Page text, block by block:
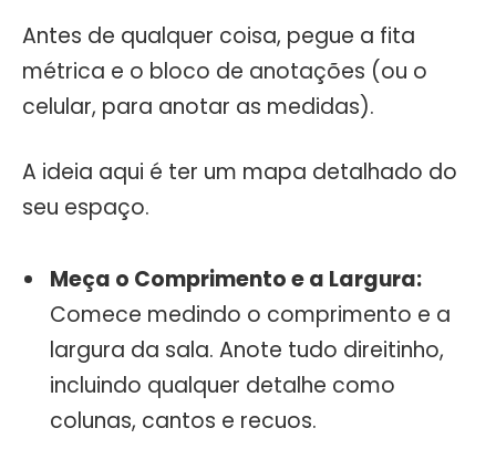
Antes de qualquer coisa, pegue a fita
métrica e o bloco de anotações (ou o
celular, para anotar as medidas).
A ideia aqui é ter um mapa detalhado do
seu espaço.
Meça o Comprimento e a Largura:
Comece medindo o comprimento e a
largura da sala. Anote tudo direitinho,
incluindo qualquer detalhe como
colunas, cantos e recuos.